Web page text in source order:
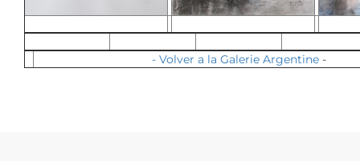
- Volver a la Galerie Argentine-